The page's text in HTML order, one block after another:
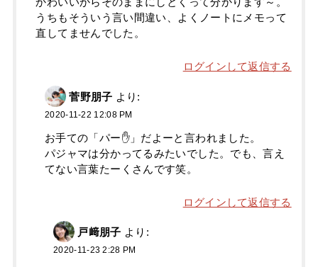
うちもそういう言い間違い、よくノートにメモって
直してませんでした。
ログインして返信する
菅野朋子 より:
2020-11-22 12:08 PM
お手ての「パー✋」だよーと言われました。
パジャマは分かってるみたいでした。でも、言え
てない言葉たーくさんです笑。
ログインして返信する
戸﨑朋子 より:
2020-11-23 2:28 PM